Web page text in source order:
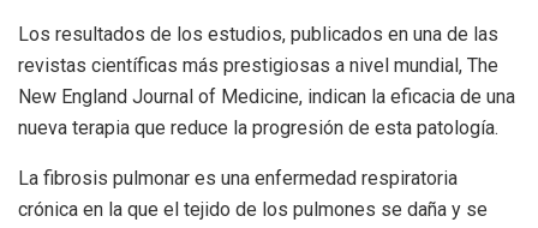
Los resultados de los estudios, publicados en una de las
revistas científicas más prestigiosas a nivel mundial, The
New England Journal of Medicine, indican la eficacia de una
nueva terapia que reduce la progresión de esta patología.
La fibrosis pulmonar es una enfermedad respiratoria
crónica en la que el tejido de los pulmones se daña y se